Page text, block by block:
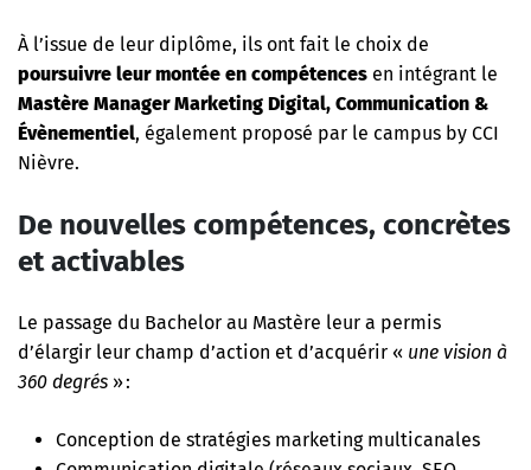
À l’issue de leur diplôme, ils ont fait le choix de
poursuivre leur montée en compétences en intégrant le
Mastère Manager Marketing Digital, Communication &
Évènementiel, également proposé par le campus by CCI
Nièvre.
De nouvelles compétences, concrètes
et activables
Le passage du Bachelor au Mastère leur a permis
d’élargir leur champ d’action et d’acquérir « une vision à
360 degrés » :
Conception de stratégies marketing multicanales